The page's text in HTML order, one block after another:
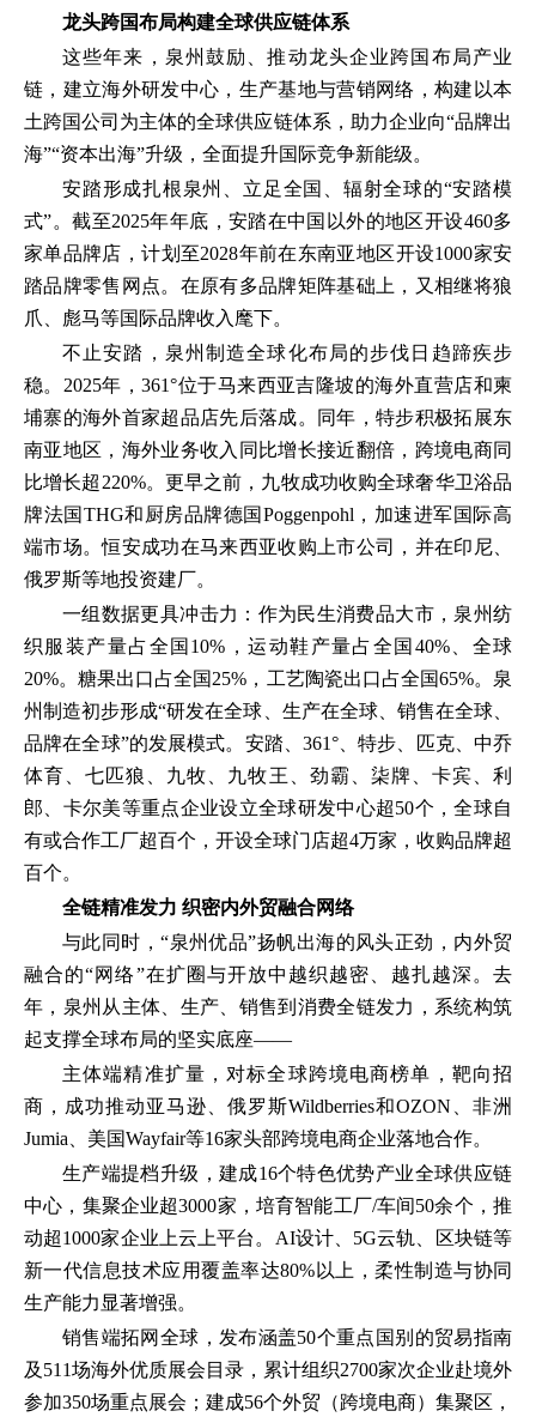
龙头跨国布局构建全球供应链体系
这些年来，泉州鼓励、推动龙头企业跨国布局产业
链，建立海外研发中心，生产基地与营销网络，构建以本
土跨国公司为主体的全球供应链体系，助力企业向“品牌出
海”“资本出海”升级，全面提升国际竞争新能级。
安踏形成扎根泉州、立足全国、辐射全球的“安踏模
式”。截至2025年年底，安踏在中国以外的地区开设460多
家单品牌店，计划至2028年前在东南亚地区开设1000家安
踏品牌零售网点。在原有多品牌矩阵基础上，又相继将狼
爪、彪马等国际品牌收入麾下。
不止安踏，泉州制造全球化布局的步伐日趋蹄疾步
稳。2025年，361°位于马来西亚吉隆坡的海外直营店和柬
埔寨的海外首家超品店先后落成。同年，特步积极拓展东
南亚地区，海外业务收入同比增长接近翻倍，跨境电商同
比增长超220%。更早之前，九牧成功收购全球奢华卫浴品
牌法国THG和厨房品牌德国Poggenpohl，加速进军国际高
端市场。恒安成功在马来西亚收购上市公司，并在印尼、
俄罗斯等地投资建厂。
一组数据更具冲击力：作为民生消费品大市，泉州纺
织服装产量占全国10%，运动鞋产量占全国40%、全球
20%。糖果出口占全国25%，工艺陶瓷出口占全国65%。泉
州制造初步形成“研发在全球、生产在全球、销售在全球、
品牌在全球”的发展模式。安踏、361°、特步、匹克、中乔
体育、七匹狼、九牧、九牧王、劲霸、柒牌、卡宾、利
郎、卡尔美等重点企业设立全球研发中心超50个，全球自
有或合作工厂超百个，开设全球门店超4万家，收购品牌超
百个。
全链精准发力 织密内外贸融合网络
与此同时，“泉州优品”扬帆出海的风头正劲，内外贸
融合的“网络”在扩圈与开放中越织越密、越扎越深。去
年，泉州从主体、生产、销售到消费全链发力，系统构筑
起支撑全球布局的坚实底座——
主体端精准扩量，对标全球跨境电商榜单，靶向招
商，成功推动亚马逊、俄罗斯Wildberries和OZON、非洲
Jumia、美国Wayfair等16家头部跨境电商企业落地合作。
生产端提档升级，建成16个特色优势产业全球供应链
中心，集聚企业超3000家，培育智能工厂/车间50余个，推
动超1000家企业上云上平台。AI设计、5G云轨、区块链等
新一代信息技术应用覆盖率达80%以上，柔性制造与协同
生产能力显著增强。
销售端拓网全球，发布涵盖50个重点国别的贸易指南
及511场海外优质展会目录，累计组织2700家次企业赴境外
参加350场重点展会；建成56个外贸（跨境电商）集聚区，